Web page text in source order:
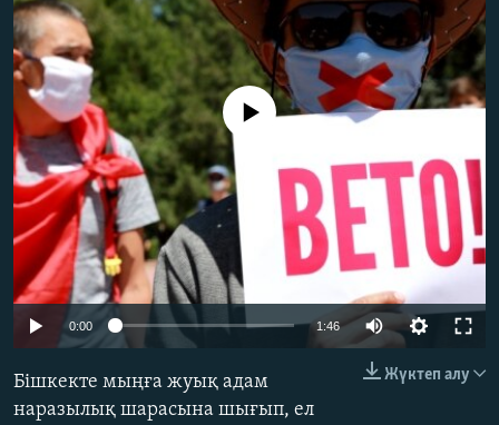
ЖАЗЫЛЫҢЫЗ
Басқа тілдерде
No media source currently available
0:00 1:46
Жүктеп алу
Бішкекте мыңға жуық адам
наразылық шарасына шығып, ел